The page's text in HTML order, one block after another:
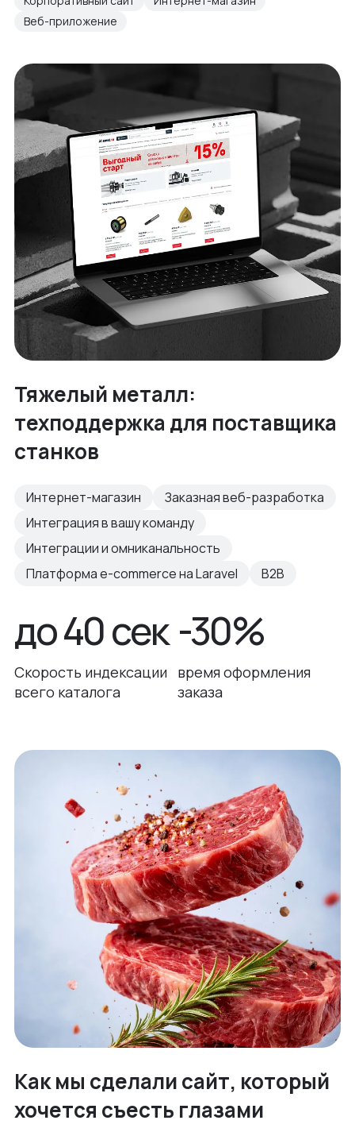
Веб-приложение
Тяжелый металл:
техподдержка для поставщика
станков
Интернет-магазин
Заказная веб-разработка
Интеграция в вашу команду
Интеграции и омниканальность
Платформа e-commerce на Laravel
B2B
до 40 сек
Скорость индексации
всего каталога
-30%
время оформления
заказа
Как мы сделали сайт, который
хочется съесть глазами